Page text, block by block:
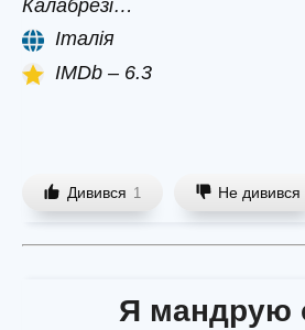
Калабрезі…
Італія
IMDb – 6.3
Дивився 1 Не дивився
Я мандрую